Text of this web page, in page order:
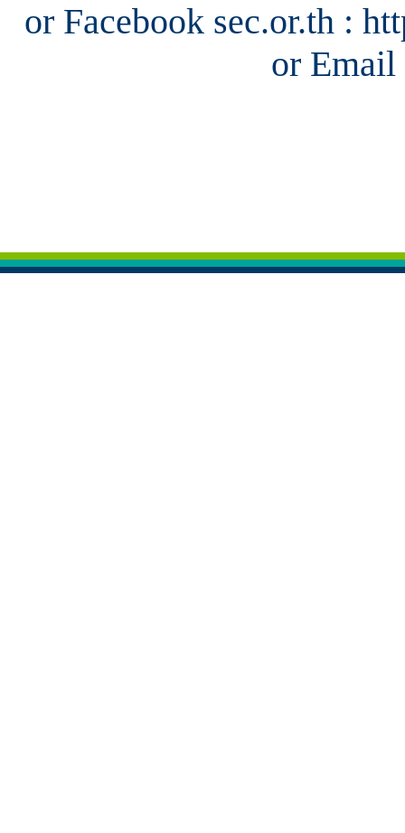
or Facebook sec.or.th :
or Email